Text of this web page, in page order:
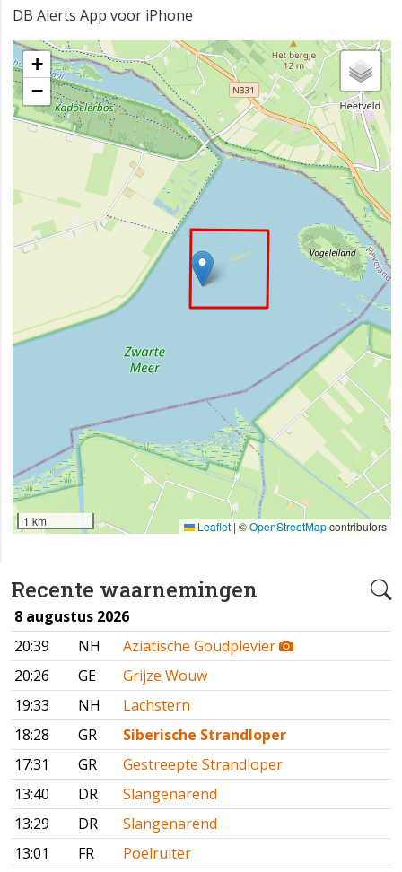
Recente waarnemingen
8 augustus 2026
20:39
NH
Aziatische Goudplevier
20:26
GE
Grijze Wouw
19:33
NH
Lachstern
18:28
GR
Siberische Strandloper
17:31
GR
Gestreepte Strandloper
13:40
DR
Slangenarend
13:29
DR
Slangenarend
13:01
FR
Poelruiter
DB Alerts App voor iPhone
+
−
1 km Leaflet | ©OpenStreetMapcontributors